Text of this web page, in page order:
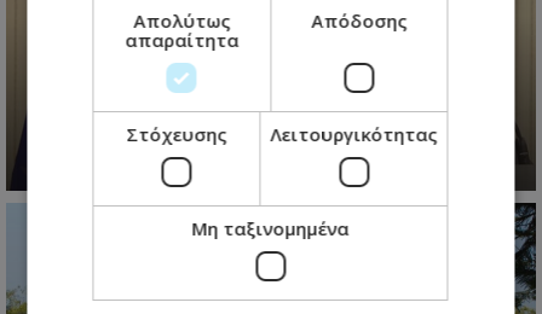
Ανασχηματισμός με πολιτικά
μηνύματα: Ο Πρόεδρος
Χριστοδουλίδης έθεσε τον πήχη
ψηλά για τη νέα κυβέρνηση
06.08.2026 - 09:41
Απολύτως
απαραίτητα
Απόδοσης
Στόχευσης Λειτουργικότητας
Μη ταξινομημένα